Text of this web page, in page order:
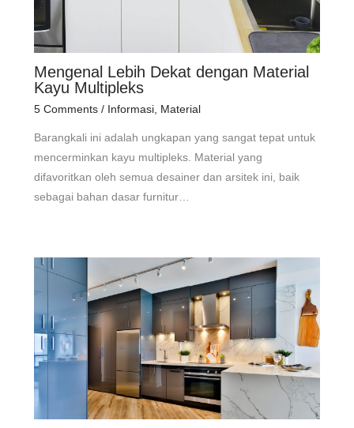
Mengenal Lebih Dekat dengan Material
Kayu Multipleks
5 Comments / Informasi, Material
Barangkali ini adalah ungkapan yang sangat tepat untuk
mencerminkan kayu multipleks. Material yang
difavoritkan oleh semua desainer dan arsitek ini, baik
sebagai bahan dasar furnitur…